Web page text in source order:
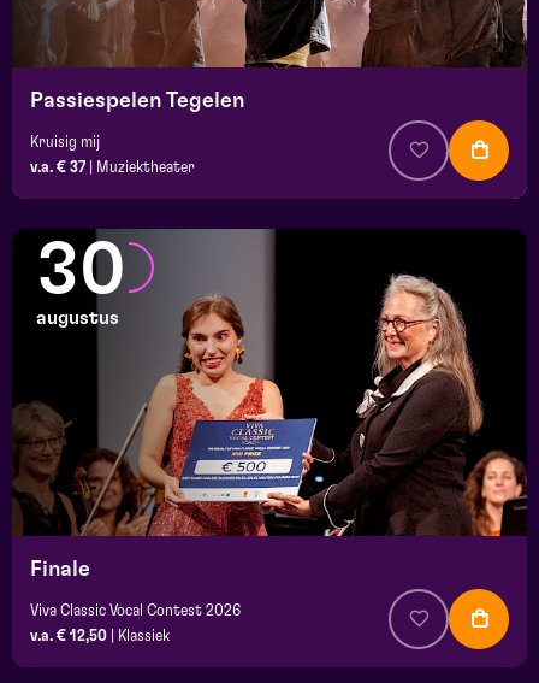
Passiespelen Tegelen
Kruisig mij
v.a. € 37
Muziektheater
30
augustus
Finale
Viva Classic Vocal Contest 2026
v.a. € 12,50
Klassiek